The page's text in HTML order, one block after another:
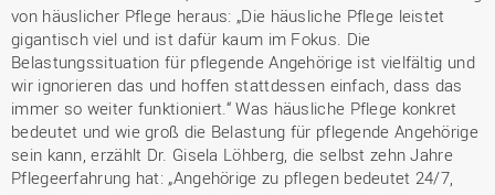
von häuslicher Pflege heraus: „Die häusliche Pflege leistet
gigantisch viel und ist dafür kaum im Fokus. Die
Belastungssituation für pflegende Angehörige ist vielfältig und
wir ignorieren das und hoffen stattdessen einfach, dass das
immer so weiter funktioniert.“ Was häusliche Pflege konkret
bedeutet und wie groß die Belastung für pflegende Angehörige
sein kann, erzählt Dr. Gisela Löhberg, die selbst zehn Jahre
Pflegeerfahrung hat: „Angehörige zu pflegen bedeutet 24/7,